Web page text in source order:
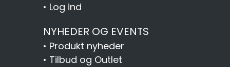
• Log ind
NYHEDER OG EVENTS
• Produkt nyheder
• Tilbud og Outlet